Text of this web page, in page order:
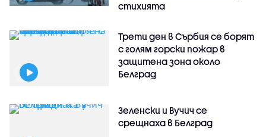
стихията
Трети ден в Сърбия се борят
с голям горски пожар в
защитена зона около
Белград
Зеленски и Вучич се
срещнаха в Белград